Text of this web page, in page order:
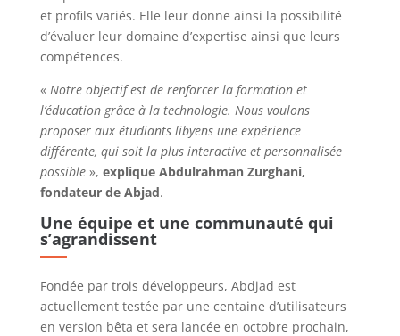
et profils variés. Elle leur donne ainsi la possibilité
d’évaluer leur domaine d’expertise ainsi que leurs
compétences.
« Notre objectif est de renforcer la formation et
l’éducation grâce à la technologie. Nous voulons
proposer aux étudiants libyens une expérience
différente, qui soit la plus interactive et personnalisée
possible», explique Abdulrahman Zurghani,
fondateur de Abjad.
Une équipe et une communauté qui
s’agrandissent
Fondée par trois développeurs, Abdjad est
actuellement testée par une centaine d’utilisateurs
en version bêta et sera lancée en octobre prochain,